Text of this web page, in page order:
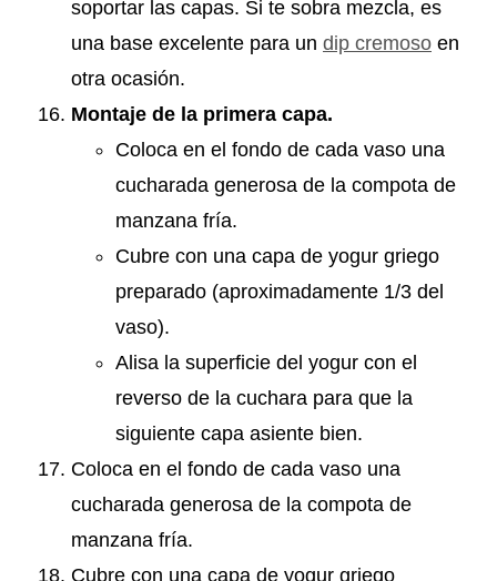
soportar las capas. Si te sobra mezcla, es
una base excelente para un dip cremoso en
otra ocasión.
Montaje de la primera capa.
Coloca en el fondo de cada vaso una
cucharada generosa de la compota de
manzana fría.
Cubre con una capa de yogur griego
preparado (aproximadamente 1/3 del
vaso).
Alisa la superficie del yogur con el
reverso de la cuchara para que la
siguiente capa asiente bien.
Coloca en el fondo de cada vaso una
cucharada generosa de la compota de
manzana fría.
Cubre con una capa de yogur griego